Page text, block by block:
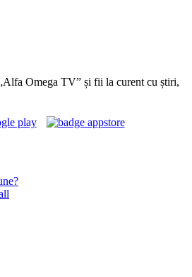
Omega TV” și fii la curent cu știri,